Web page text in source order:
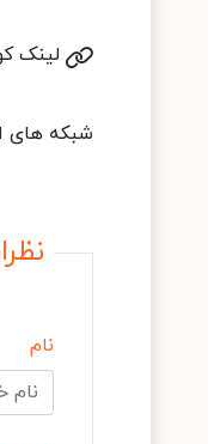
لینک
شبکه های
نام